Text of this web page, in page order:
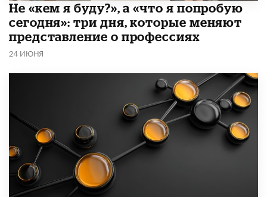
Не «кем я буду?», а «что я попробую
сегодня»: три дня, которые меняют
представление о профессиях
24 ИЮНЯ